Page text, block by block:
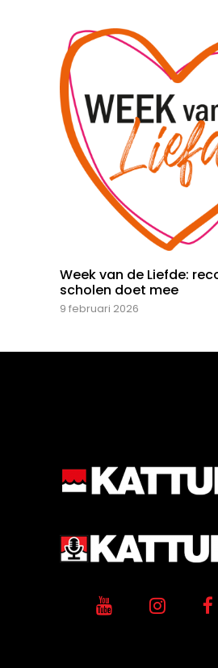
Week van de Liefde:
scholen doet mee
9 februari 2026